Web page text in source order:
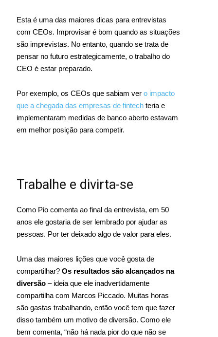
Esta é uma das maiores dicas para entrevistas
com CEOs. Improvisar é bom quando as situações
são imprevistas. No entanto, quando se trata de
pensar no futuro estrategicamente, o trabalho do
CEO é estar preparado.
Por exemplo, os CEOs que sabiam ver o impacto
que a chegada das empresas de fintech teria e
implementaram medidas de banco aberto estavam
em melhor posição para competir.
Trabalhe e divirta-se
Como Pio comenta ao final da entrevista, em 50
anos ele gostaria de ser lembrado por ajudar as
pessoas. Por ter deixado algo de valor para eles.
Uma das maiores lições que você gosta de
compartilhar? Os resultados são alcançados na
diversão – ideia que ele inadvertidamente
compartilha com Marcos Piccado. Muitas horas
são gastas trabalhando, então você tem que fazer
disso também um motivo de diversão. Como ele
bem comenta, “não há nada pior do que não se